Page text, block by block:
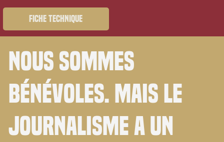
Fiche technique
Nous sommes
bénévoles. Mais le
journalisme a un